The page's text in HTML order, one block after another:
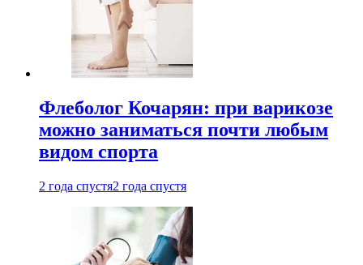
Флеболог Кочарян: при варикозе
можно заниматься почти любым
видом спорта
2 года спустя2 года спустя